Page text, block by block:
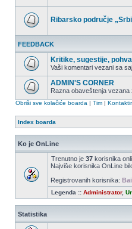
nepročitanih
nepročitanih
postova
Ribarsko područje
FEEDBACK
nepročitanih
postova
Kritike, sugestije,
Vaši komentari vezani sa
nepročitanih
ADMIN'S CORNER
Razna obaveštenja vezana
Obriši sve kolačiće boarda | Tim |
Index boarda
Ko je OnLine
Trenutno je 37 korisnika
Najviše korisnika OnLine
Registrovanih korisnika:
Legenda :: Administrator,
Statistika